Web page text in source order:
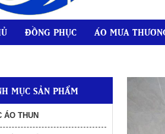
ĐỒNG PHỤC ÁO MƯA
MỤC SẢN PHẨM
ÁO THUN
in nón bảo hiểm giá rẻ
tại Cần Thơ
135,000